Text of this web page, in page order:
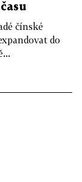
čínské
do